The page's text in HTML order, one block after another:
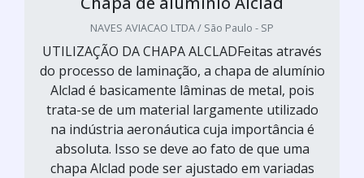
NAVES AVIACAO LTDA / São Paulo - SP
UTILIZAÇÃO DA CHAPA ALCLADFeitas através
do processo de laminação, a chapa de alumínio
Alclad é basicamente lâminas de metal, pois
trata-se de um material largamente utilizado
na indústria aeronáutica cuja importância é
absoluta. Isso se deve ao fato de que uma
chapa Alclad pode ser ajustado em variadas